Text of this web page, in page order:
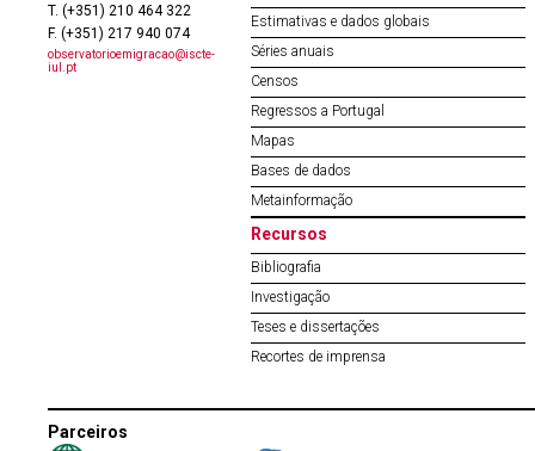
T. (+351) 210 464 322
F. (+351) 217 940 074
observatorioemigracao@iscte-
iul.pt
Estimativas e dados globais
Séries anuais
Censos
Regressos a Portugal
Mapas
Bases de dados
Metainformação
Recursos
Bibliografia
Investigação
Teses e dissertações
Recortes de imprensa
Parceiros